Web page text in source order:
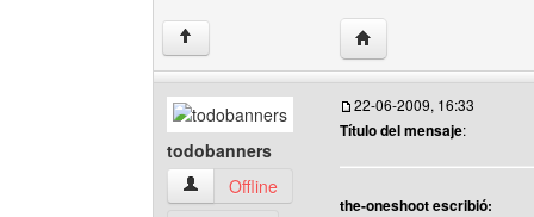
↑ Visitar sitio web del
todobanners
todobanners Ver perfil del usuario
Offline
22-06-2009, 16:33
Título del mensaje:
the-oneshoot escribió: